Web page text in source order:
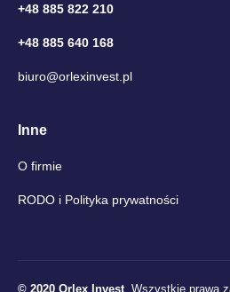
+48 885 822 210
+48 885 640 168
biuro@orlexinvest.pl
Inne
O firmie
RODO i Polityka prywatności
© 2020 Orlex Invest . Wszystkie prawa